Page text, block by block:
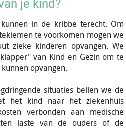
je kind?
in de kribbe terecht. Om
te voorkomen mogen we
zieke kinderen opvangen. We
van Kind en Gezin om te
opvangen.
situaties bellen we de
het kind naar het ziekenhuis
verbonden aan medische
ten laste van de ouders of de